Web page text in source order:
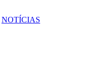
NOTÍCIAS